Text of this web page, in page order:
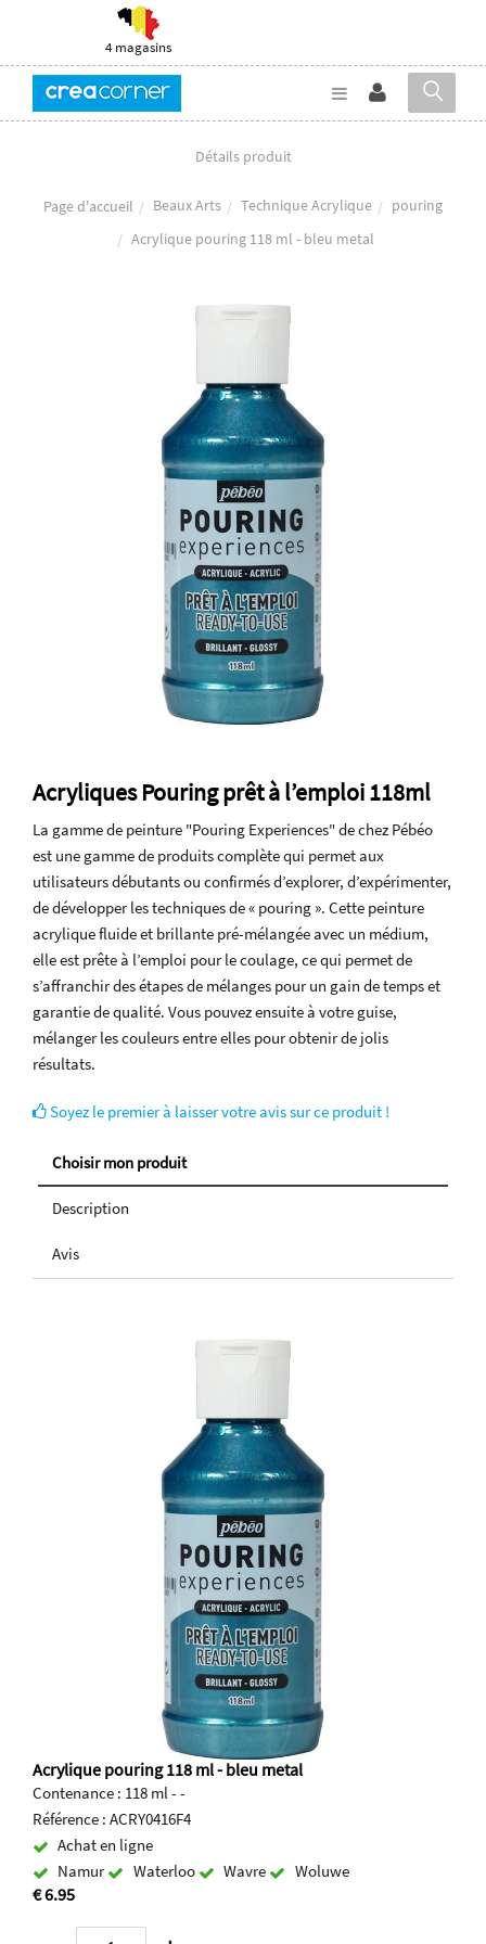
4 magasins
Détails produit
Page d'accueil Beaux Arts Technique Acrylique
pouring
Acrylique pouring 118 ml - bleu metal
Acryliques Pouring prêt à l’emploi 118ml
La gamme de peinture "Pouring Experiences" de chez Pébéo
est une gamme de produits complète qui permet aux
utilisateurs débutants ou confirmés d’explorer, d’expérimenter,
de développer les techniques de « pouring ». Cette peinture
acrylique fluide et brillante pré-mélangée avec un médium,
elle est prête à l’emploi pour le coulage, ce qui permet de
s’affranchir des étapes de mélanges pour un gain de temps et
garantie de qualité. Vous pouvez ensuite à votre guise,
mélanger les couleurs entre elles pour obtenir de jolis
résultats.
Soyez le premier à laisser votre avis sur ce produit !
Choisir mon produit
Description
Avis
Acrylique pouring 118 ml - bleu metal
Contenance : 118 ml - -
Référence : ACRY0416F4
Achat en ligne
Namur
Waterloo Wavre Woluwe
€ 6.95